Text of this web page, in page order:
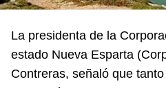
La presidenta de la
estado Nueva Esparta
Contreras, señaló que